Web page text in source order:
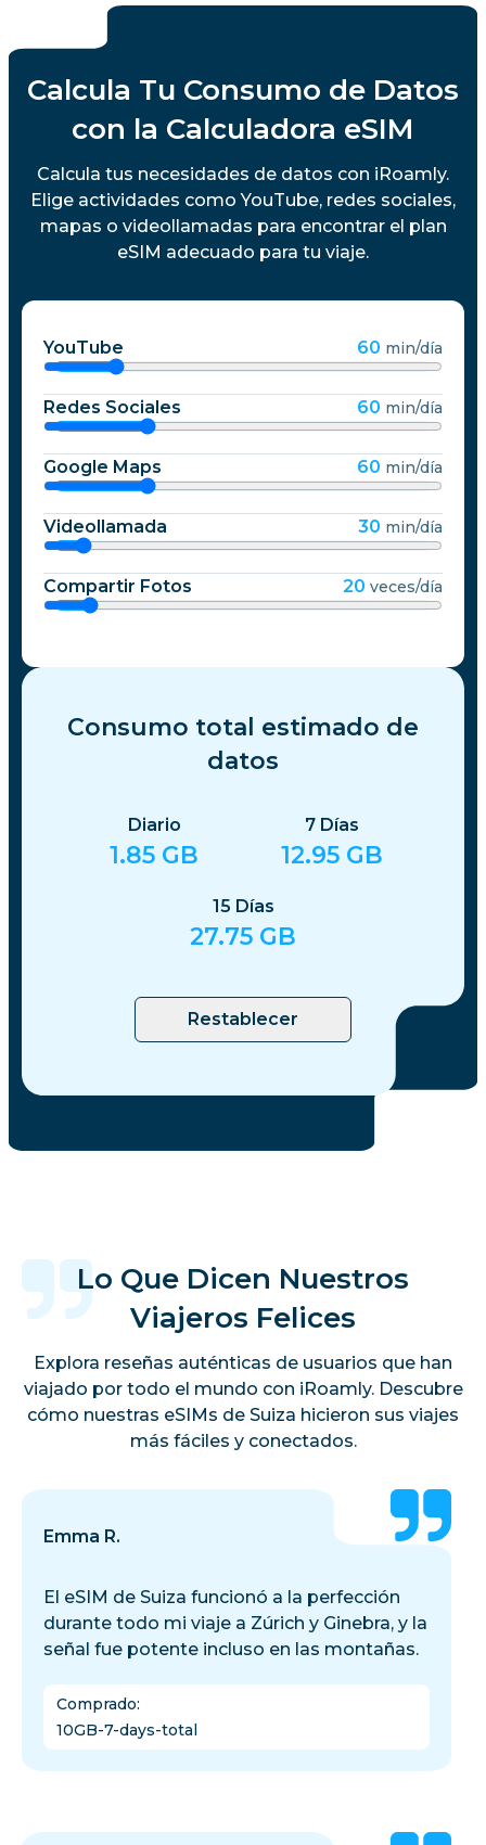
Calcula Tu Consumo de Datos
con la Calculadora eSIM
Calcula tus necesidades de datos con iRoamly.
Elige actividades como YouTube, redes sociales,
mapas o videollamadas para encontrar el plan
eSIM adecuado para tu viaje.
YouTube 60 min/día
Redes Sociales 60 min/día
Google Maps 60 min/día
Videollamada 30 min/día
Compartir Fotos 20 veces/día
Consumo total estimado de
datos
Diario
1.85 GB
7 Días
12.95 GB
15 Días
27.75 GB
Restablecer
Lo Que Dicen Nuestros
Viajeros Felices
Explora reseñas auténticas de usuarios que han
viajado por todo el mundo con iRoamly. Descubre
cómo nuestras eSIMs de Suiza hicieron sus viajes
más fáciles y conectados.
Emma R.
El eSIM de Suiza funcionó a la perfección
durante todo mi viaje a Zúrich y Ginebra, y la
señal fue potente incluso en las montañas.
Comprado:
10GB-7-days-total